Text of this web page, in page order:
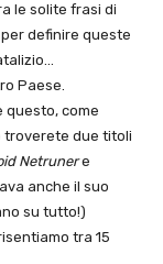
le solite frasi di
definire queste
Paese.
questo, come
troverete due titoli
Netrunere
anche il suo
su tutto!)
tra 15